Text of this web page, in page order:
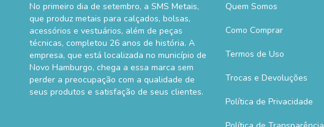
No primeiro dia de setembro, a SMS Metais,
que produz metais para calçados, bolsas,
acessórios e vestuários, além de peças
técnicas, completou 26 anos de história. A
empresa, que está localizada no município de
Novo Hamburgo, chega a essa marca sem
perder a preocupação com a qualidade de
seus produtos e satisfação de seus clientes.
Quem Somos
Como Comprar
Termos de Uso
Trocas e Devoluções
Política de Privacidade